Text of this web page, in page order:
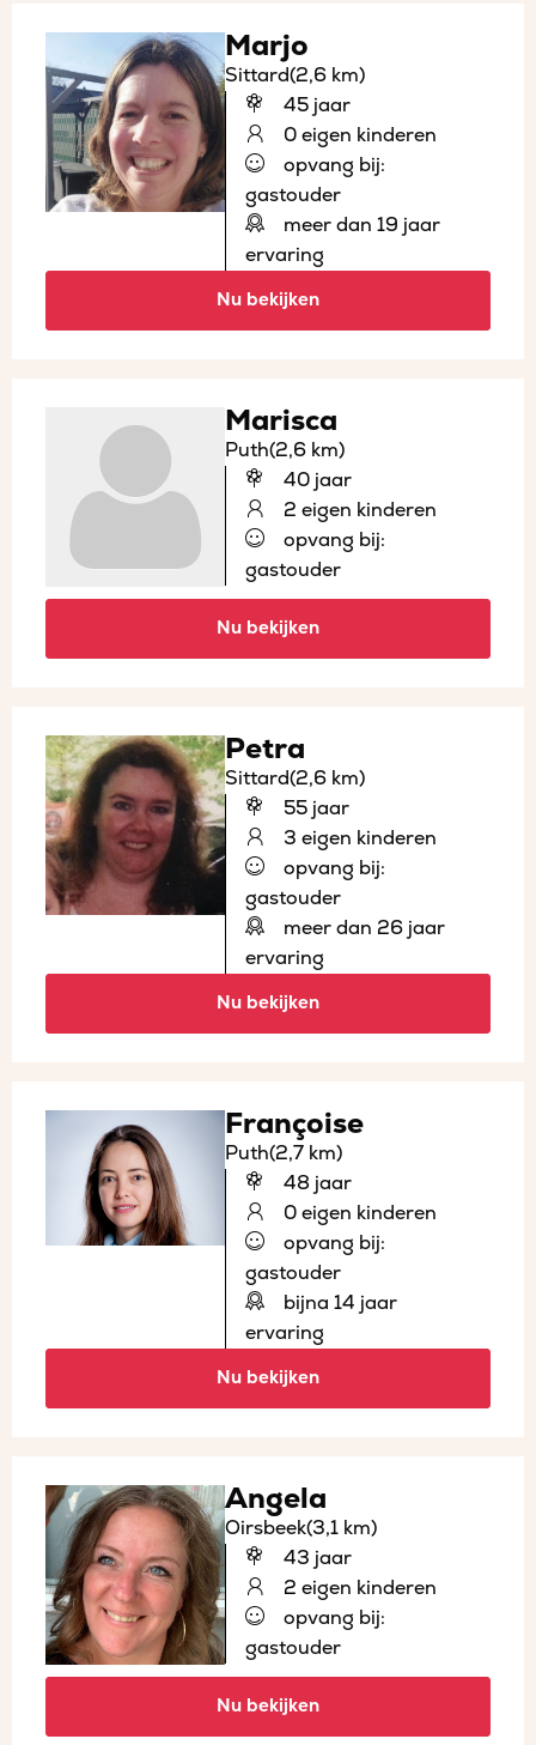
Marjo
Sittard(2,6 km)
45 jaar
0 eigen kinderen
opvang bij:
gastouder
meer dan 19 jaar
ervaring
Nu bekijken
Marisca
Puth(2,6 km)
40 jaar
2 eigen kinderen
opvang bij:
gastouder
Nu bekijken
Petra
Sittard(2,6 km)
55 jaar
3 eigen kinderen
opvang bij:
gastouder
meer dan 26 jaar
ervaring
Nu bekijken
Françoise
Puth(2,7 km)
48 jaar
0 eigen kinderen
opvang bij:
gastouder
bijna 14 jaar
ervaring
Nu bekijken
Angela
Oirsbeek(3,1 km)
43 jaar
2 eigen kinderen
opvang bij:
gastouder
Nu bekijken